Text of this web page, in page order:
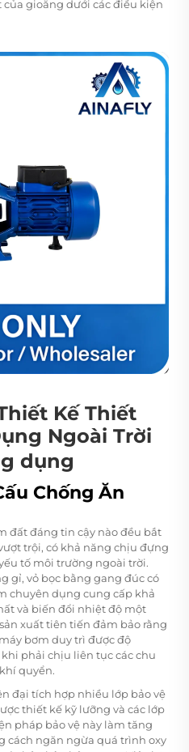
gioăng dưới các điều kiện
Kế Thiết
Ngoài Trời
dụng
Chống Ăn
đất đáng tin cậy nào đều bắt
trội, có khả năng chịu đựng
tố môi trường ngoài trời.
gỉ, vỏ bọc bằng gang đúc có
chuyên dụng cung cấp khả
và biến đổi nhiệt độ một
xuất tiên tiến đảm bảo rằng
bơm duy trì được độ
phải chịu liên tục các chu
quyển.
đại tích hợp nhiều lớp bảo vệ
thiết kế kỹ lưỡng và các lớp
pháp bảo vệ này làm tăng
cách ngăn ngừa quá trình oxy